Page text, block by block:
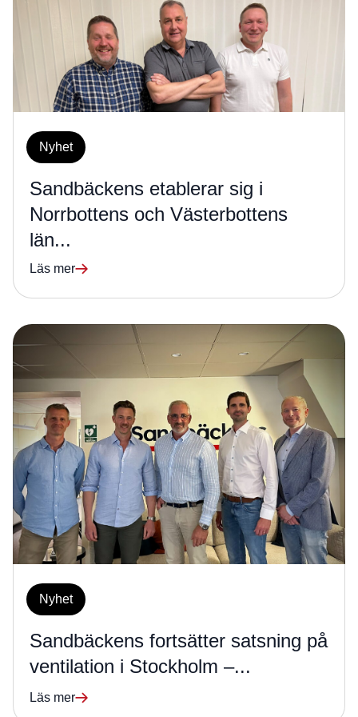
Nyhet
Sandbäckens etablerar sig i
Norrbottens och Västerbottens
län...
Läs mer
Nyhet
Sandbäckens fortsätter satsning på
ventilation i Stockholm –...
Läs mer